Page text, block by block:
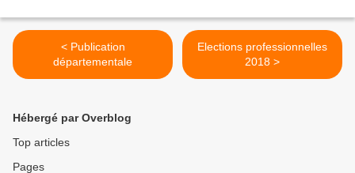
< Publication
départementale
Elections professionnelles
2018 >
Hébergé par Overblog
Top articles
Pages